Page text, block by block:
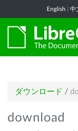
English 中
ダウンロード /
download